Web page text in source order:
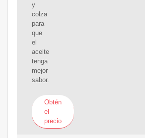
y
colza
para
que
el
aceite
tenga
mejor
sabor.
Obtén
el
precio